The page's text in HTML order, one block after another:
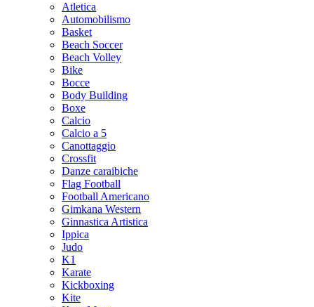
Atletica
Automobilismo
Basket
Beach Soccer
Beach Volley
Bike
Bocce
Body Building
Boxe
Calcio
Calcio a 5
Canottaggio
Crossfit
Danze caraibiche
Flag Football
Football Americano
Gimkana Western
Ginnastica Artistica
Ippica
Judo
K1
Karate
Kickboxing
Kite